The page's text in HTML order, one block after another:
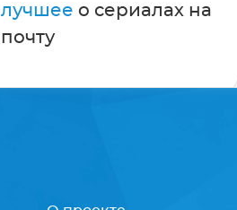
лучшее о сериалах на
почту